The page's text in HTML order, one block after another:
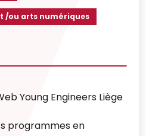
/ou arts numériques
Young Engineers Liège
programmes en